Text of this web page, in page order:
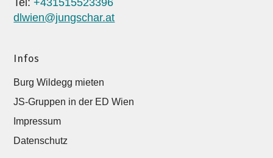
dlwien@jungschar.at
Infos
Burg Wildegg mieten
JS-Gruppen in der ED Wien
Impressum
Datenschutz